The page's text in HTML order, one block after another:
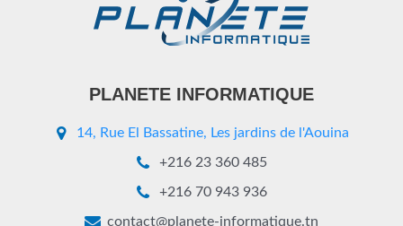
PLANETE INFORMATIQUE
14, Rue El Bassatine, Les jardins de l'Aouina
+216 23 360 485
+216 70 943 936
contact@planete-informatique.tn